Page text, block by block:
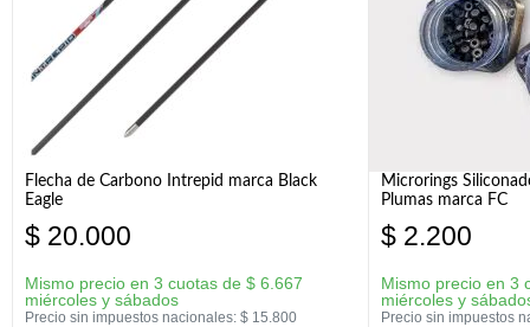
Flecha de Carbono Intrepid marca Black
Eagle
$ 20.000
Mismo precio en 3 cuotas de $ 6.667
miércoles y sábados
Precio sin impuestos nacionales: $ 15.800
Microrings
Plumas marca FC
$ 2.200
Mismo precio en 3
miércoles y
Precio sin impuestos